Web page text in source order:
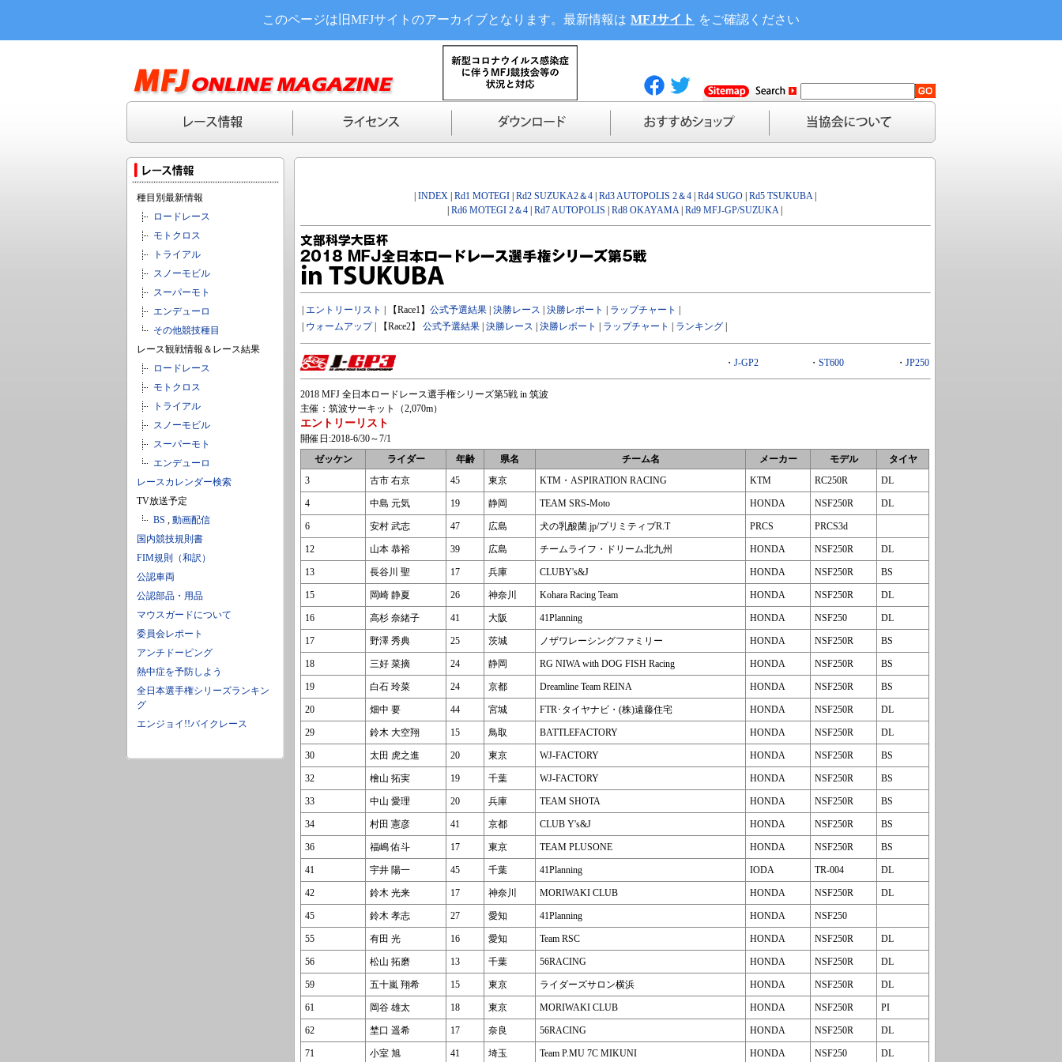
このページは旧MFJサイトのアーカイブとなります。最新情報は MFJサイト をご確認ください
種目別最新情報
ロードレース
モトクロス
トライアル
スノーモビル
スーパーモト
エンデューロ
その他競技種目
レース観戦情報＆レース結果
ロードレース
モトクロス
トライアル
スノーモビル
スーパーモト
エンデューロ
レースカレンダー検索
TV放送予定
BS , 動画配信
国内競技規則書
FIM規則（和訳）
公認車両
公認部品・用品
マウスガードについて
委員会レポート
アンチドーピング
熱中症を予防しよう
全日本選手権シリーズランキン
グ
エンジョイ!!バイクレース
INDEX| Rd1 MOTEGI| Rd2 SUZUKA2＆4| Rd3 AUTOPOLIS 2＆4| Rd4 SUGO| Rd5 TSUKUBA|
Rd6 MOTEGI 2＆4 Rd7 AUTOPOLIS Rd8 OKAYAMA| Rd9 MFJ-GP/SUZUKA|
エントリーリスト | 【Race1】 公式予選結果 決勝レース 決勝レポート ラップチャート
ウォームアップ| 【Race2】 公式予選結果 決勝レース 決勝レポート ラップチャート ランキング
・ J-GP2 ・ ST600 ・ JP250
2018 MFJ 全日本ロードレース選手権シリーズ第5戦 in 筑波
主催：筑波サーキット（2,070m）
エントリーリスト
開催日:2018-6/30～7/1
ゼッケン
ライダー 年齢 県名 チーム名 メーカー モデル
タイヤ
3
古市 右京 45 東京 KTM・ASPIRATION RACING KTM RC250R DL
4 中島 元気 19 静岡 TEAM SRS-Moto HONDA NSF250R DL
6 安村 武志 47 広島 犬の乳酸菌.jp/プリミティブR.T PRCS PRCS3d
12 山本 恭裕 39 広島 チームライフ・ドリーム北九州 HONDA NSF250R DL
13 長谷川 聖 17 兵庫 CLUBY's&J HONDA NSF250R BS
15 岡崎 静夏 26 神奈川 Kohara Racing Team HONDA NSF250R DL
16 高杉 奈緒子 41 大阪 41Planning HONDA NSF250 DL
17 野澤 秀典 25 茨城 ノザワレーシングファミリー HONDA NSF250R BS
18 三好 菜摘 24 静岡 RG NIWA with DOG FISH Racing HONDA NSF250R BS
19 白石 玲菜 24 京都 Dreamline Team REINA HONDA NSF250R BS
20 畑中 要 44 宮城 FTR･タイヤナビ・(株)遠藤住宅 HONDA NSF250R DL
29 鈴木 大空翔 15 鳥取 BATTLEFACTORY HONDA NSF250R DL
30 太田 虎之進 20 東京 WJ-FACTORY HONDA NSF250R BS
32 檜山 拓実 19 千葉 WJ-FACTORY HONDA NSF250R BS
33 中山 愛理 20 兵庫 TEAM SHOTA HONDA NSF250R BS
34 村田 憲彦 41 京都 CLUB Y's&J HONDA NSF250R BS
36 福嶋 佑斗 17 東京 TEAM PLUSONE HONDA NSF250R BS
41 宇井 陽一 45 千葉 41Planning IODA TR-004 DL
42 鈴木 光来 17 神奈川 MORIWAKI CLUB HONDA NSF250R DL
45 鈴木 孝志 27 愛知 41Planning HONDA NSF250
55 有田 光 16 愛知 Team RSC HONDA NSF250R DL
56 松山 拓磨 13 千葉 56RACING HONDA NSF250R DL
59 五十嵐 翔希 15 東京 ライダーズサロン横浜 HONDA NSF250R DL
61 岡谷 雄太 18 東京 MORIWAKI CLUB HONDA NSF250R PI
62 埜口 遥希 17 奈良 56RACING HONDA NSF250R DL
71 小室 旭 41 埼玉 Team P.MU 7C MIKUNI HONDA NSF250 DL